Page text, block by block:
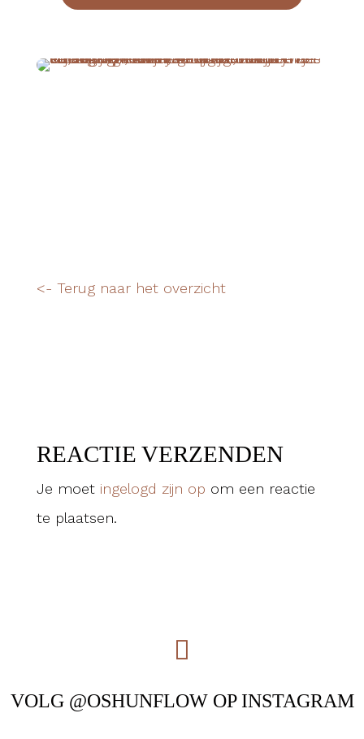
<- Terug naar het overzicht
REACTIE VERZENDEN
Je moet ingelogd zijn op om een reactie
te plaatsen.
VOLG @OSHUNFLOW OP INSTAGRAM